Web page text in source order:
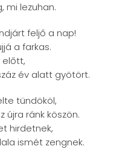
mi lezuhan.
feljő a nap!
a farkas.
előtt,
év alatt gyötört.
tündököl,
újra ránk köszön.
hirdetnek,
ismét zengnek.